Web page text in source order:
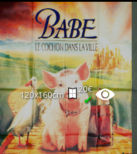
120x160cm
20€
✔